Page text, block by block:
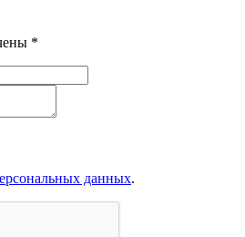
*
данных.